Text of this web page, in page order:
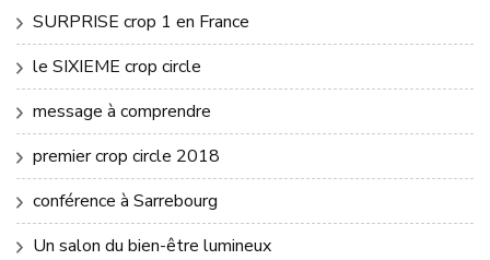
SURPRISE crop 1 en France
le SIXIEME crop circle
message à comprendre
premier crop circle 2018
conférence à Sarrebourg
Un salon du bien-être lumineux